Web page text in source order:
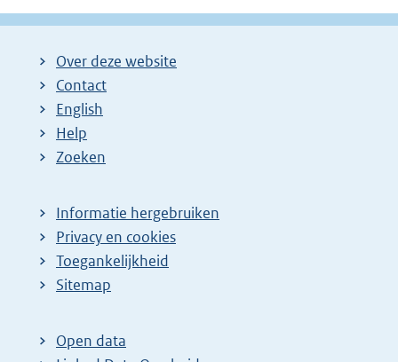
Over deze website
Contact
English
Help
Zoeken
Informatie hergebruiken
Privacy en cookies
Toegankelijkheid
Sitemap
Open data